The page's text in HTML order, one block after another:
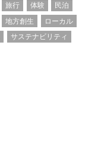
旅行 体験
民泊
地方創生
ローカル
サステナビリティ